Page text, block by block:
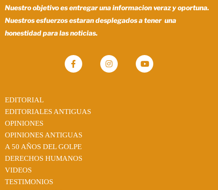
Nuestro objetivo es entregar una informacion veraz y oportuna.
Nuestros esfuerzos estaran desplegados a tener una
honestidad para las noticias.
EDITORIAL
EDITORIALES ANTIGUAS
OPINIONES
OPINIONES ANTIGUAS
A 50 AÑOS DEL GOLPE
DERECHOS HUMANOS
VIDEOS
TESTIMONIOS